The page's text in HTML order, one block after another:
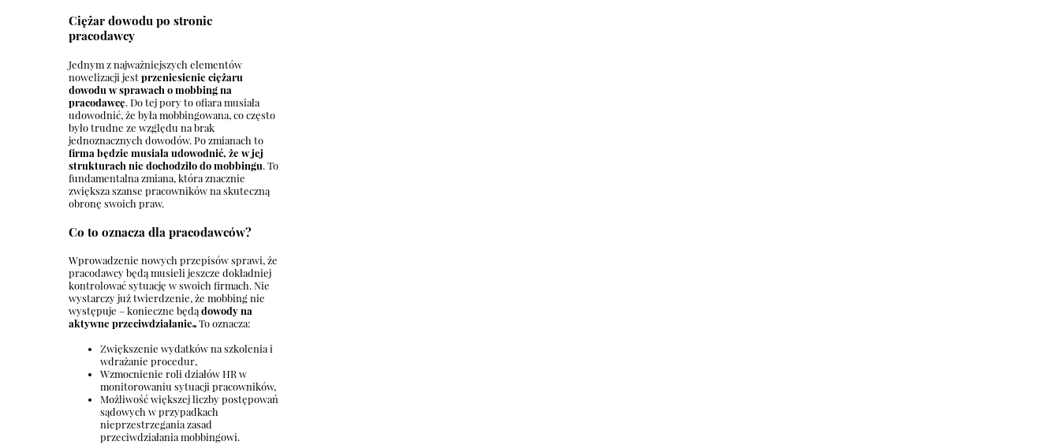
Ciężar dowodu po stronie
pracodawcy
Jednym z najważniejszych elementów
nowelizacji jestprzeniesienie ciężaru
dowodu w sprawach o mobbing na
pracodawcę. Do tej pory to ofiara musiała
udowodnić, że była mobbingowana, co często
było trudne ze względu na brak
jednoznacznych dowodów. Po zmianach to
firma będzie musiała udowodnić, że w jej
strukturach nie dochodziło do mobbingu. To
fundamentalna zmiana, która znacznie
zwiększa szanse pracowników na skuteczną
obronę swoich praw.
Co to oznacza dla pracodawców?
Wprowadzenie nowych przepisów sprawi, że
pracodawcy będą musieli jeszcze dokładniej
kontrolować sytuację w swoich firmach. Nie
wystarczy już twierdzenie, że mobbing nie
występuje – konieczne będądowody na
aktywne przeciwdziałanie To oznacza:
Zwiększenie wydatków na szkolenia i
wdrażanie procedur,
Wzmocnienie roli działów HR w
monitorowaniu sytuacji pracowników,
Możliwość większej liczby postępowań
sądowych w przypadkach
nieprzestrzegania zasad
przeciwdziałania mobbingowi.